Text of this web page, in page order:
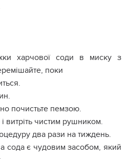
харчової соди в миску з
поки
почистьте пемзою.
витріть чистим рушником.
два рази на тиждень.
сода є чудовим засобом, який